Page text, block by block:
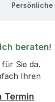
Persönliche
beraten!
Sie da.
Ihren
Termin